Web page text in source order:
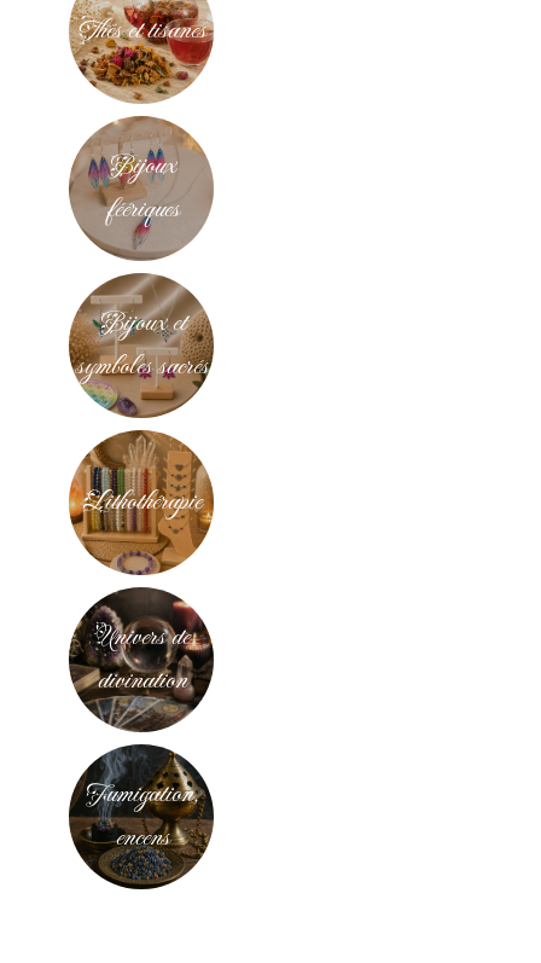
Thés et tisanes
Bijoux
féériques
Bijoux et
symboles sacrés
Lithothérapie
Univers de
divination
Fumigation,
encens